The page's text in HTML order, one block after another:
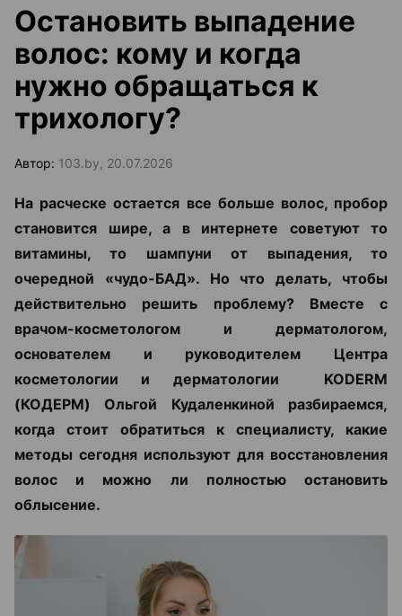
Остановить выпадение
волос: кому и когда
нужно обращаться к
трихологу?
Автор: 103.by, 20.07.2026
На расческе остается все больше волос, пробор
становится шире, а в интернете советуют то
витамины, то шампуни от выпадения, то
очередной «чудо-БАД». Но что делать, чтобы
действительно решить проблему? Вместе с
врачом-косметологом и дерматологом,
основателем и руководителем Центра
косметологии и дерматологии KODERM
(КОДЕРМ) Ольгой Кудаленкиной разбираемся,
когда стоит обратиться к специалисту, какие
методы сегодня используют для восстановления
волос и можно ли полностью остановить
облысение.